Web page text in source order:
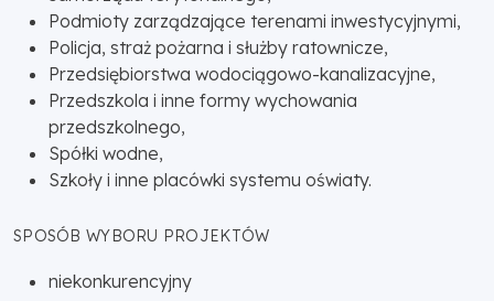
Podmioty zarządzające terenami inwestycyjnymi,
Policja, straż pożarna i służby ratownicze,
Przedsiębiorstwa wodociągowo-kanalizacyjne,
Przedszkola i inne formy wychowania
przedszkolnego,
Spółki wodne,
Szkoły i inne placówki systemu oświaty.
SPOSÓB WYBORU PROJEKTÓW
niekonkurencyjny